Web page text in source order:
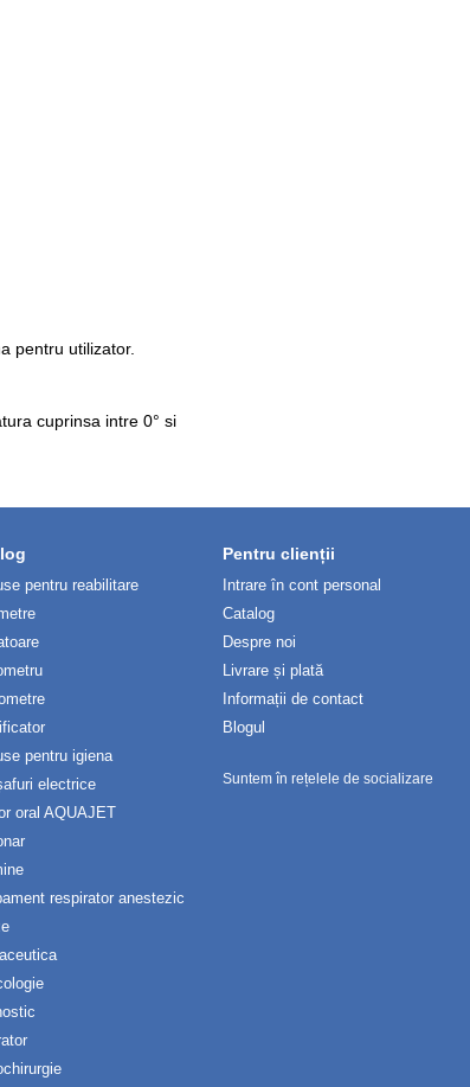
pentru utilizator.
cuprinsa intre 0° si
pentru reabilitare
pentru igiena
electrice
oral AQUAJET
respirator anestezic
Pentru clienții
Intrare în cont personal
Catalog
Despre noi
Livrare și plată
Informații de contact
Blogul
Suntem în rețelele de socializare